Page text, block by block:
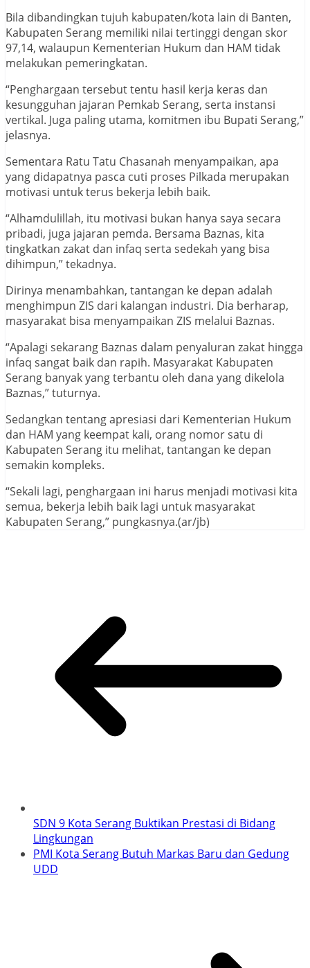
Bila dibandingkan tujuh kabupaten/kota lain di Banten,
Kabupaten Serang memiliki nilai tertinggi dengan skor
97,14, walaupun Kementerian Hukum dan HAM tidak
melakukan pemeringkatan.
“Penghargaan tersebut tentu hasil kerja keras dan
kesungguhan jajaran Pemkab Serang, serta instansi
vertikal. Juga paling utama, komitmen ibu Bupati Serang,”
jelasnya.
Sementara Ratu Tatu Chasanah menyampaikan, apa
yang didapatnya pasca cuti proses Pilkada merupakan
motivasi untuk terus bekerja lebih baik.
“Alhamdulillah, itu motivasi bukan hanya saya secara
pribadi, juga jajaran pemda. Bersama Baznas, kita
tingkatkan zakat dan infaq serta sedekah yang bisa
dihimpun,” tekadnya.
Dirinya menambahkan, tantangan ke depan adalah
menghimpun ZIS dari kalangan industri. Dia berharap,
masyarakat bisa menyampaikan ZIS melalui Baznas.
“Apalagi sekarang Baznas dalam penyaluran zakat hingga
infaq sangat baik dan rapih. Masyarakat Kabupaten
Serang banyak yang terbantu oleh dana yang dikelola
Baznas,” tuturnya.
Sedangkan tentang apresiasi dari Kementerian Hukum
dan HAM yang keempat kali, orang nomor satu di
Kabupaten Serang itu melihat, tantangan ke depan
semakin kompleks.
“Sekali lagi, penghargaan ini harus menjadi motivasi kita
semua, bekerja lebih baik lagi untuk masyarakat
Kabupaten Serang,” pungkasnya.(ar/jb)
SDN 9 Kota Serang Buktikan Prestasi di Bidang
Lingkungan
PMI Kota Serang Butuh Markas Baru dan Gedung
UDD